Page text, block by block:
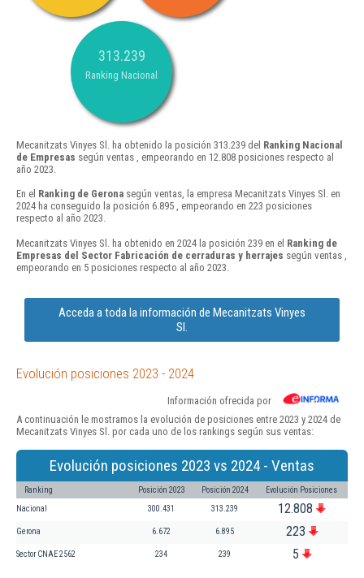
313.239
Ranking Nacional
Mecanitzats Vinyes Sl. ha obtenido la posición 313.239 del Ranking Nacional
de Empresas según ventas , empeorando en 12.808 posiciones respecto al
año 2023.
En el Ranking de Gerona según ventas, la empresa Mecanitzats Vinyes Sl. en
2024 ha conseguido la posición 6.895 , empeorando en 223 posiciones
respecto al año 2023.
Mecanitzats Vinyes Sl. ha obtenido en 2024 la posición 239 en el Ranking de
Empresas del Sector Fabricación de cerraduras y herrajes según ventas ,
empeorando en 5 posiciones respecto al año 2023.
Acceda a toda la información de Mecanitzats Vinyes
Sl.
Evolución posiciones 2023 - 2024
Información ofrecida por
A continuación le mostramos la evolución de posiciones entre 2023 y 2024 de
Mecanitzats Vinyes Sl. por cada uno de los rankings según sus ventas:
Evolución posiciones 2023 vs 2024 - Ventas
Ranking Posición 2023 Posición 2024 Evolución Posiciones
Nacional 300.431 313.239 12.808
Gerona 6.672 6.895 223
Sector CNAE 2562 234 239 5